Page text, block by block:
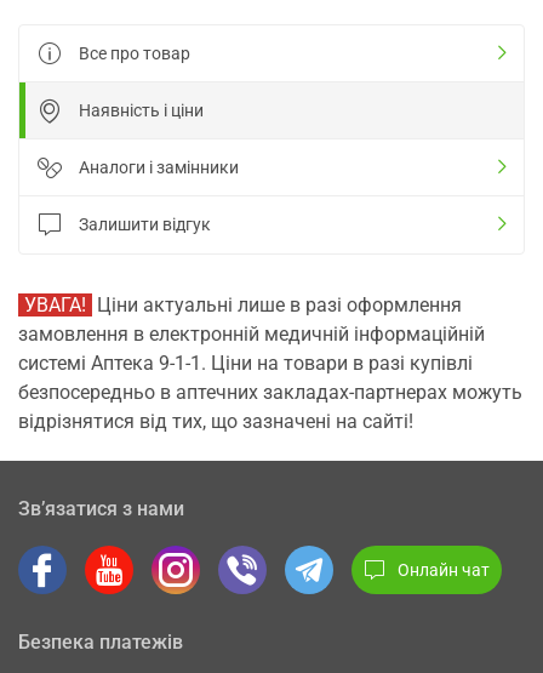
Все про товар
Наявність і ціни
Аналоги і замінники
Залишити відгук
УВАГА! Ціни актуальні лише в разі оформлення
замовлення в електронній медичній інформаційній
системі Аптека 9-1-1. Ціни на товари в разі купівлі
безпосередньо в аптечних закладах-партнерах можуть
відрізнятися від тих, що зазначені на сайті!
Зв’язатися з нами
Онлайн чат
Безпека платежів